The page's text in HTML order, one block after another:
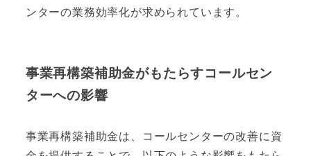
ンターの業務効率化が求められています。
事業再構築補助金がもたらすコールセン
ターへの影響
事業再構築補助金は、コールセンターの改善に資